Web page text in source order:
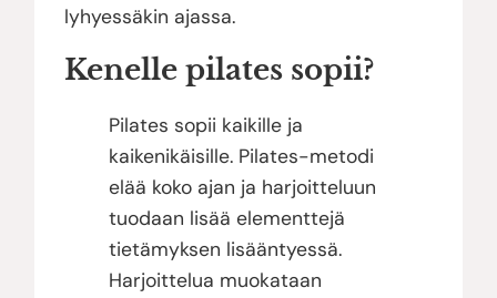
lyhyessäkin ajassa.
Kenelle pilates sopii?
Pilates sopii kaikille ja
kaikenikäisille. Pilates-metodi
elää koko ajan ja harjoitteluun
tuodaan lisää elementtejä
tietämyksen lisääntyessä.
Harjoittelua muokataan